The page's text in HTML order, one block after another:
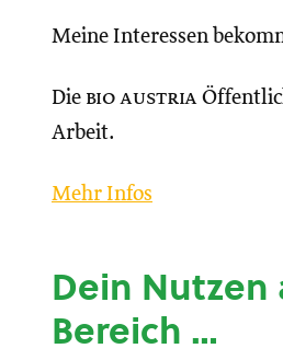
Meine Interessen
Die bio austria
Arbeit.
Mehr Infos
Dein Nutzen
Bereich …